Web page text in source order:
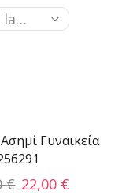
Γυναικεία
€ 22,00 €